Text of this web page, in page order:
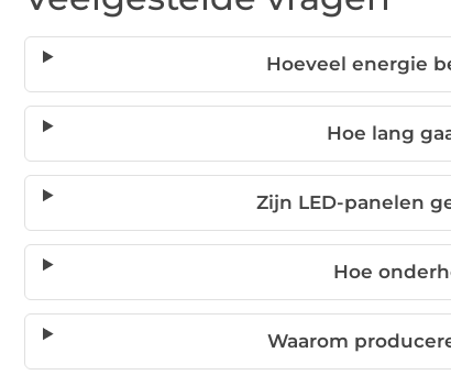
Hoeveel energie
Hoe lang
Zijn LED-panelen
Hoe
Waarom